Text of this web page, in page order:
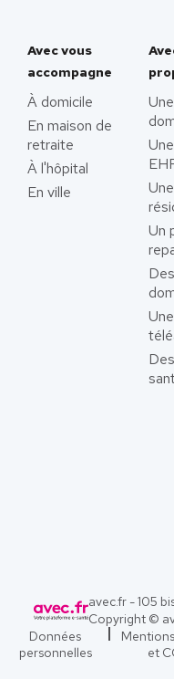
Avec vous
accompagne
À domicile
En maison de
retraite
À l'hôpital
En ville
Un
Une
avec.fr - 105
Copyright ©
Données
personnelles
et